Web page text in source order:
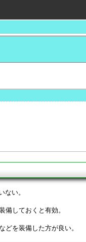
ない。
備しておくと有効。
どを装備した方が良い。